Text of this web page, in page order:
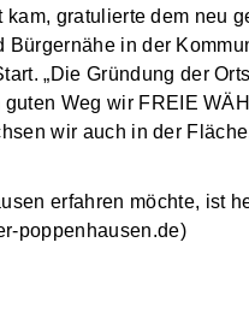
gratulierte dem neu
in der
„Die Gründung der
Weg wir FREIE
wir auch in der
erfahren möchte, ist
poppenhausen.de)